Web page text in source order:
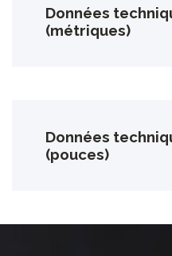
Données
(métriques)
Données
(pouces)